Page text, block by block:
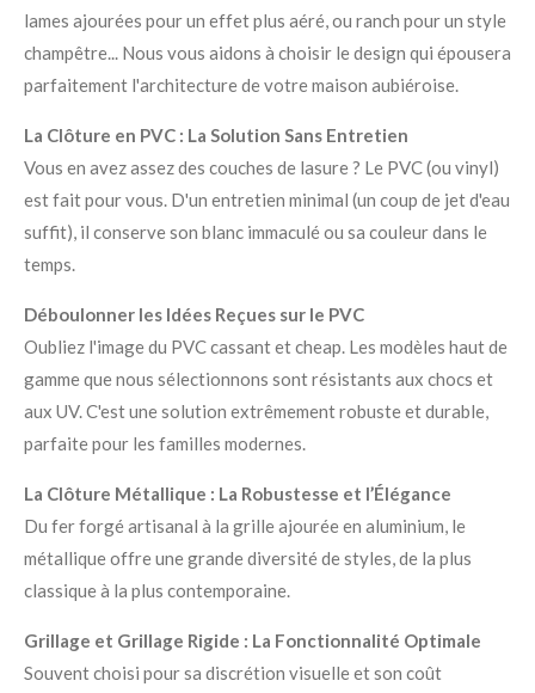
lames ajourées pour un effet plus aéré, ou ranch pour un style
champêtre... Nous vous aidons à choisir le design qui épousera
parfaitement l'architecture de votre maison aubiéroise.
La Clôture en PVC : La Solution Sans Entretien
Vous en avez assez des couches de lasure ? Le PVC (ou vinyl)
est fait pour vous. D'un entretien minimal (un coup de jet d'eau
suffit), il conserve son blanc immaculé ou sa couleur dans le
temps.
Déboulonner les Idées Reçues sur le PVC
Oubliez l'image du PVC cassant et cheap. Les modèles haut de
gamme que nous sélectionnons sont résistants aux chocs et
aux UV. C'est une solution extrêmement robuste et durable,
parfaite pour les familles modernes.
La Clôture Métallique : La Robustesse et l’Élégance
Du fer forgé artisanal à la grille ajourée en aluminium, le
métallique offre une grande diversité de styles, de la plus
classique à la plus contemporaine.
Grillage et Grillage Rigide : La Fonctionnalité Optimale
Souvent choisi pour sa discrétion visuelle et son coût